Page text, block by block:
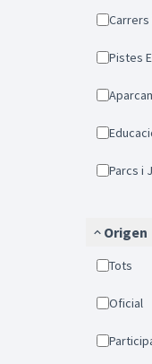
Pistes
Parcs
Origen
Tots
Oficial